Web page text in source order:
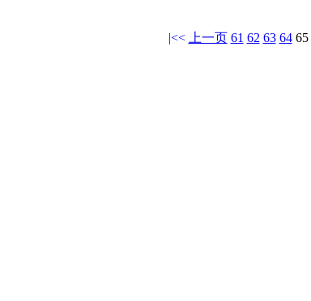
|<< 上一页 61 62 63 64 65